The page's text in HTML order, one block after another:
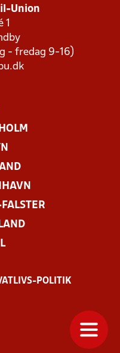
Union
1
- fredag 9-16)
POLITIK